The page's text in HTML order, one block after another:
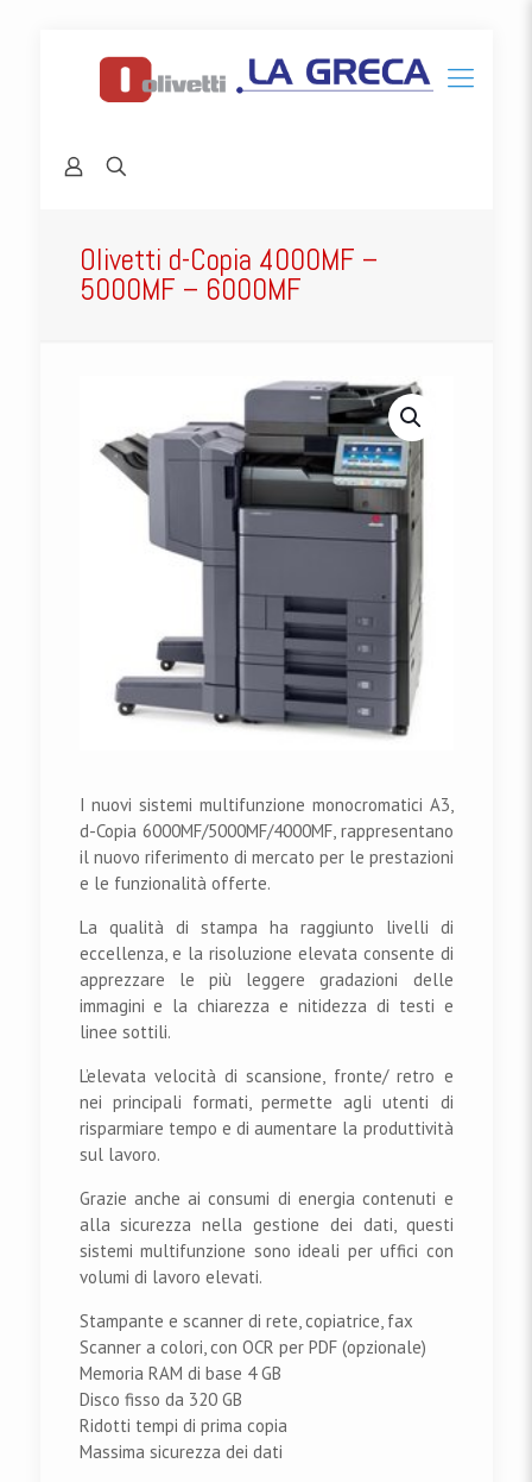
Olivetti d-Copia 4000MF –
5000MF – 6000MF
I nuovi sistemi multifunzione monocromatici A3,
d-Copia 6000MF/5000MF/4000MF, rappresentano
il nuovo riferimento di mercato per le prestazioni
e le funzionalità offerte.
La qualità di stampa ha raggiunto livelli di
eccellenza, e la risoluzione elevata consente di
apprezzare le più leggere gradazioni delle
immagini e la chiarezza e nitidezza di testi e
linee sottili.
L’elevata velocità di scansione, fronte/ retro e
nei principali formati, permette agli utenti di
risparmiare tempo e di aumentare la produttività
sul lavoro.
Grazie anche ai consumi di energia contenuti e
alla sicurezza nella gestione dei dati, questi
sistemi multifunzione sono ideali per uffici con
volumi di lavoro elevati.
Stampante e scanner di rete, copiatrice, fax
Scanner a colori, con OCR per PDF (opzionale)
Memoria RAM di base 4 GB
Disco fisso da 320 GB
Ridotti tempi di prima copia
Massima sicurezza dei dati